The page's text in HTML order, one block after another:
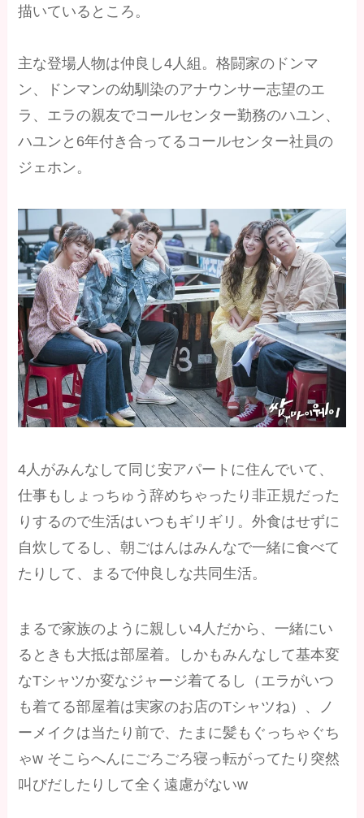
描いているところ。
主な登場人物は仲良し4人組。格闘家のドンマ
ン、ドンマンの幼馴染のアナウンサー志望のエ
ラ、エラの親友でコールセンター勤務のハユン、
ハユンと6年付き合ってるコールセンター社員の
ジェホン。
4人がみんなして同じ安アパートに住んでいて、
仕事もしょっちゅう辞めちゃったり非正規だった
りするので生活はいつもギリギリ。外食はせずに
自炊してるし、朝ごはんはみんなで一緒に食べて
たりして、まるで仲良しな共同生活。
まるで家族のように親しい4人だから、一緒にい
るときも大抵は部屋着。しかもみんなして基本変
なTシャツか変なジャージ着てるし（エラがいつ
も着てる部屋着は実家のお店のTシャツね）、ノ
ーメイクは当たり前で、たまに髪もぐっちゃぐち
ゃw そこらへんにごろごろ寝っ転がってたり突然
叫びだしたりして全く遠慮がないw